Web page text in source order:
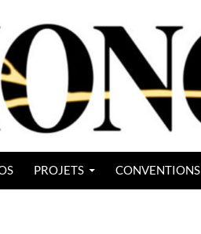
PROJETS CONVENTIONS